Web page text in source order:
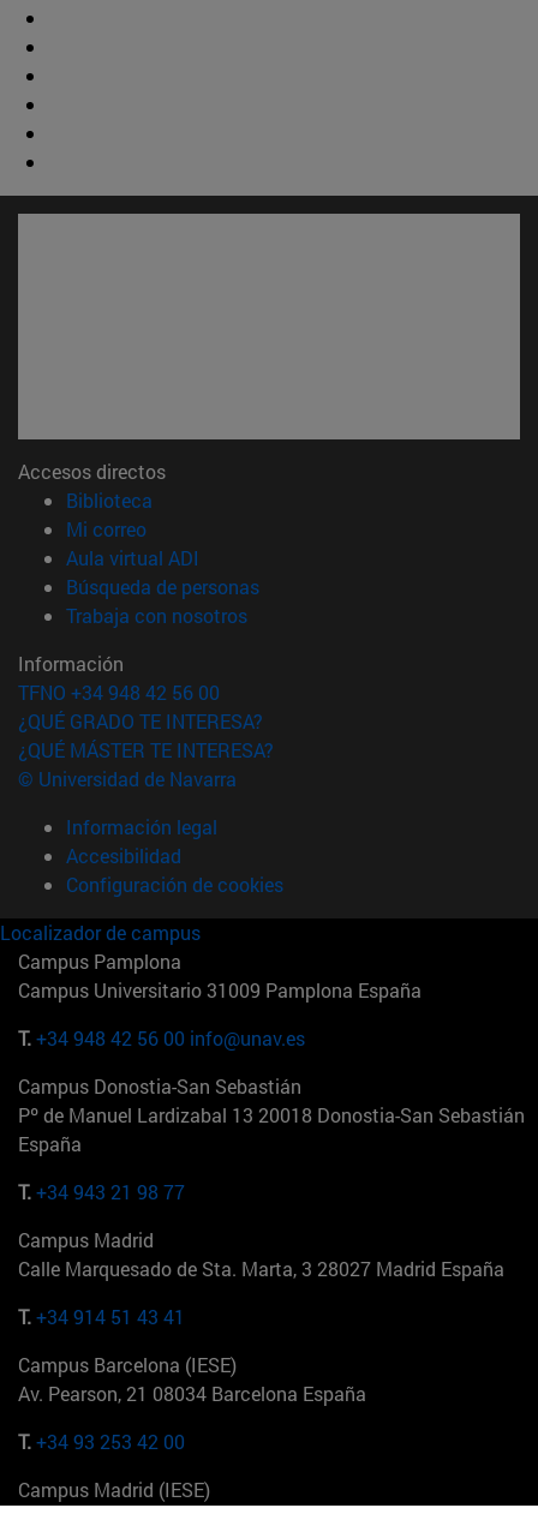
Accesos directos
Biblioteca
Mi correo(abre en nueva ventana)
Aula virtual ADI
Búsqueda de personas(abre en nueva ventana)
Trabaja con nosotros(abre en nueva ventana)
Información
TFNO +34 948 42 56 00
¿QUÉ GRADO TE INTERESA?
¿QUÉ MÁSTER TE INTERESA?
© Universidad de Navarra
Información legal
Accesibilidad
Configuración de cookies
Localizador de campus
Campus Pamplona
Campus Universitario 31009 Pamplona España
T.+34 948 42 56 00 info@unav.es
Campus Donostia-San Sebastián
Pº de Manuel Lardizabal 13 20018 Donostia-San Sebastián
España
T.+34 943 21 98 77
Campus Madrid
Calle Marquesado de Sta. Marta, 3 28027 Madrid España
T.+34 914 51 43 41
Campus Barcelona (IESE)
Av. Pearson, 21 08034 Barcelona España
T.+34 93 253 42 00
Campus Madrid (IESE)